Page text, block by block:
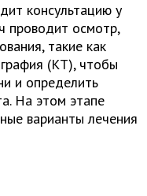
консультацию у
проводит осмотр,
такие как
(КТ), чтобы
и определить
На этом этапе
варианты лечения